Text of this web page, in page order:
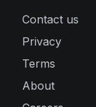
Contact us
Privacy
Terms
About